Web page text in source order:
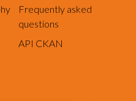
Frequently asked
questions
API CKAN